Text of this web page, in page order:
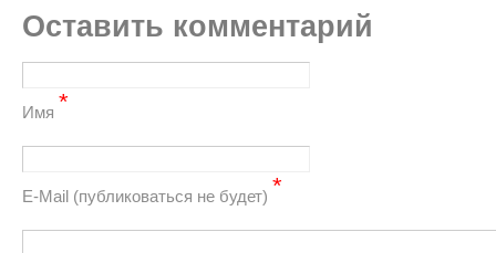
Оставить комментарий
Имя *
Е-Mail (публиковаться не будет) *